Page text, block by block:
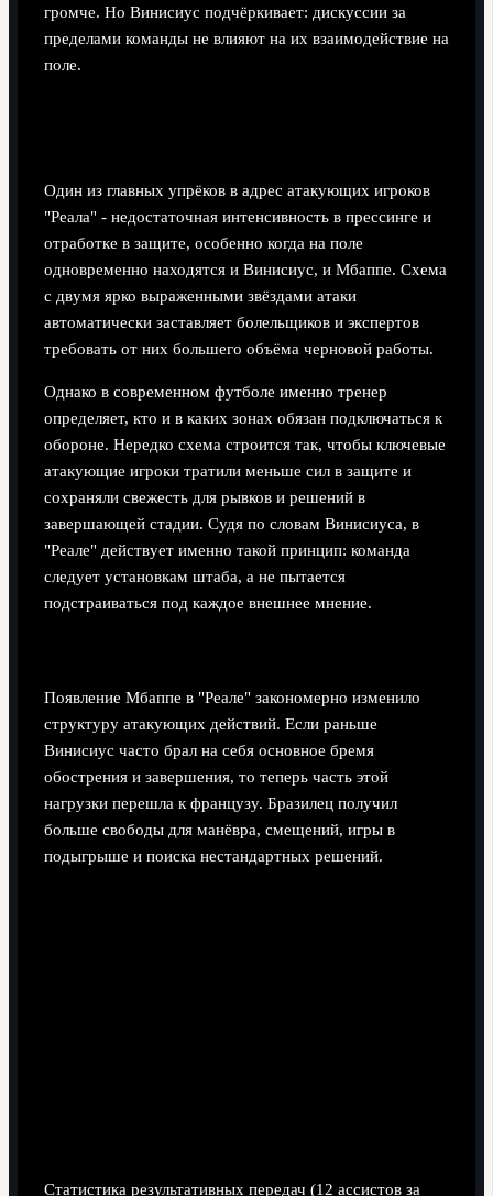
громче. Но Винисиус подчёркивает: дискуссии за
пределами команды не влияют на их взаимодействие на
поле.
Один из главных упрёков в адрес атакующих игроков
"Реала" - недостаточная интенсивность в прессинге и
отработке в защите, особенно когда на поле
одновременно находятся и Винисиус, и Мбаппе. Схема
с двумя ярко выраженными звёздами атаки
автоматически заставляет болельщиков и экспертов
требовать от них большего объёма черновой работы.
Однако в современном футболе именно тренер
определяет, кто и в каких зонах обязан подключаться к
обороне. Нередко схема строится так, чтобы ключевые
атакующие игроки тратили меньше сил в защите и
сохраняли свежесть для рывков и решений в
завершающей стадии. Судя по словам Винисиуса, в
"Реале" действует именно такой принцип: команда
следует установкам штаба, а не пытается
подстраиваться под каждое внешнее мнение.
Появление Мбаппе в "Реале" закономерно изменило
структуру атакующих действий. Если раньше
Винисиус часто брал на себя основное бремя
обострения и завершения, то теперь часть этой
нагрузки перешла к французу. Бразилец получил
больше свободы для манёвра, смещений, игры в
подыгрыше и поиска нестандартных решений.
Статистика результативных передач (12 ассистов за